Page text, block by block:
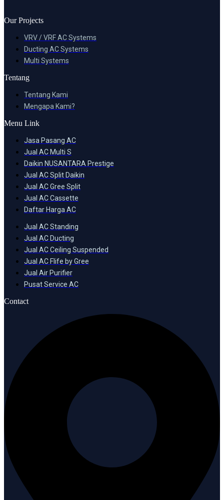
Our Projects
VRV / VRF AC Systems
Ducting AC Systems
Multi Systems
Tentang
Tentang Kami
Mengapa Kami?
Menu Link
Jasa Pasang AC
Jual AC Multi S
Daikin NUSANTARA Prestige
Jual AC Split Daikin
Jual AC Gree Split
Jual AC Cassette
Daftar Harga AC
Jual AC Standing
Jual AC Ducting
Jual AC Ceiling Suspended
Jual AC Flife by Gree
Jual Air Purifier
Pusat Service AC
Contact